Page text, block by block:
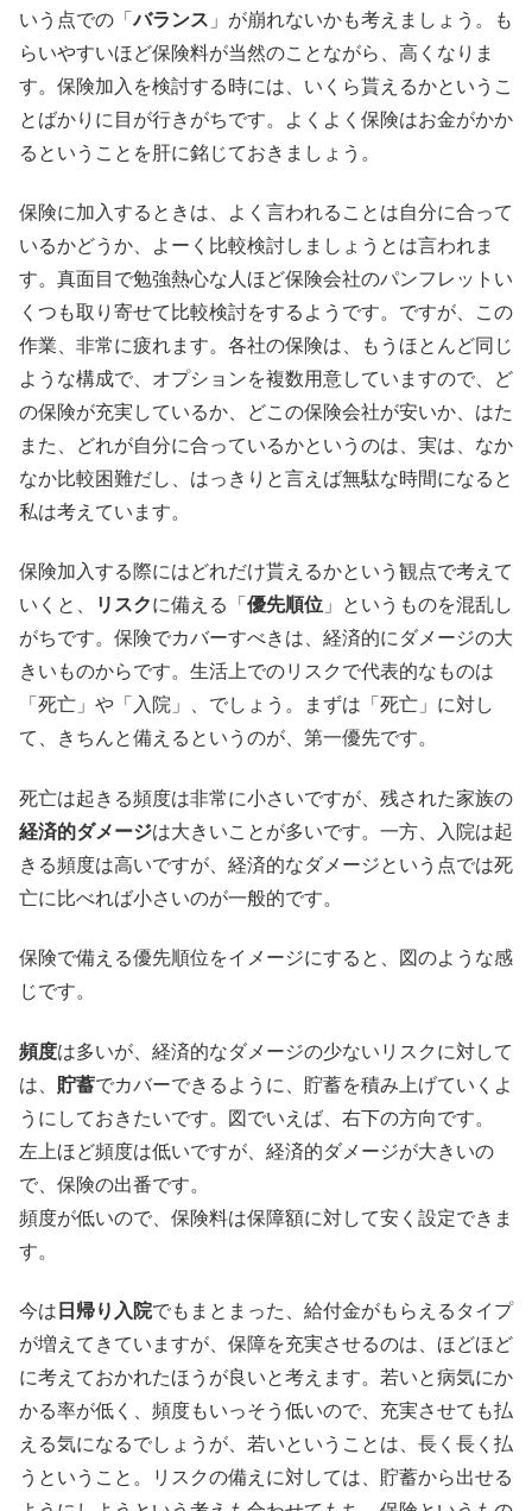
いう点での「バランス 」が崩れないかも考えましょう。も
らいやすいほど保険料が当然のことながら、高くなりま
す。保険加入を検討する時には、いくら貰えるかというこ
とばかりに目が行きがちです。よくよく保険はお金がかか
るということを肝に銘じておきましょう。
保険に加入するときは、よく言われることは自分に合って
いるかどうか、よーく比較検討しましょうとは言われま
す。真面目で勉強熱心な人ほど保険会社のパンフレットい
くつも取り寄せて比較検討をするようです。ですが、この
作業、非常に疲れます。各社の保険は、もうほとんど同じ
ような構成で、オプションを複数用意していますので、ど
の保険が充実しているか、どこの保険会社が安いか、はた
また、どれが自分に合っているかというのは、実は、なか
なか比較困難だし、はっきりと言えば無駄な時間になると
私は考えています。
保険加入する際にはどれだけ貰えるかという観点で考えて
いくと、
リスクに備える「優先順位 」というものを混乱し
がちです。保険でカバーすべきは、経済的にダメージの大
きいものからです。生活上でのリスクで代表的なものは
「死亡」や「入院」、でしょう。まずは「死亡」に対し
て、きちんと備えるというのが、第一優先です。
死亡は起きる頻度は非常に小さいですが、残された家族の
経済的ダメージは大きいことが多いです。一方、入院は起
きる頻度は高いですが、経済的なダメージという点では死
亡に比べれば小さいのが一般的です。
保険で備える優先順位をイメージにすると、図のような感
じです。
頻度は多いが、経済的なダメージの少ないリスクに対して
は、 貯蓄でカバーできるように、貯蓄を積み上げていくよ
うにしておきたいです。図でいえば、右下の方向です。
左上ほど頻度は低いですが、経済的ダメージが大きいの
で、保険の出番です。
頻度が低いので、保険料は保障額に対して安く設定できま
す。
今は日帰り入院でもまとまった、給付金がもらえるタイプ
が増えてきていますが、保障を充実させるのは、ほどほど
に考えておかれたほうが良いと考えます。若いと病気にか
かる率が低く、頻度もいっそう低いので、充実させても払
える気になるでしょうが、若いということは、長く長く払
うということ。リスクの備えに対しては、貯蓄から出せる